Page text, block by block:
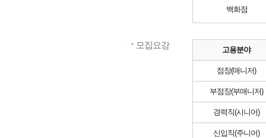
백화점
모집요강 고용분야
점장(매니저)
부점장(부매니저)
경력직(시니어)
신입직(주니어)